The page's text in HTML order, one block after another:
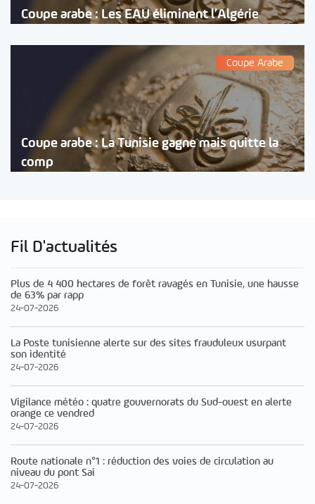
Coupe arabe : Les EAU éliminent l’Algérie
Coupe Arabe
Coupe arabe : La Tunisie gagne mais quitte la
comp
Fil D'actualités
Plus de 4 400 hectares de forêt ravagés en Tunisie, une hausse
de 63% par rapp
24-07-2026
La Poste tunisienne alerte sur des sites frauduleux usurpant
son identité
24-07-2026
Vigilance météo : quatre gouvernorats du Sud-ouest en alerte
orange ce vendred
24-07-2026
Route nationale n°1 : réduction des voies de circulation au
niveau du pont Sai
24-07-2026